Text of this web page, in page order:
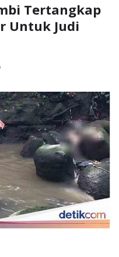
Tertangkap
Untuk Judi